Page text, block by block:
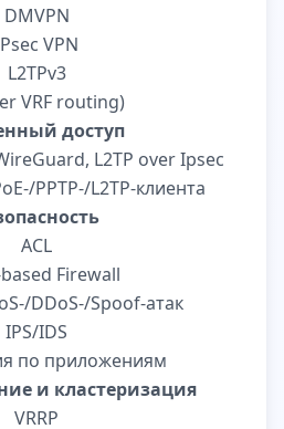
DMVPN
VPN
L2TPv3
VRF routing)
доступ
L2TP over Ipsec
PPTP-/L2TP-клиента
ACL
Firewall
DDoS-/Spoof-атак
IPS/IDS
по приложениям
и кластеризация
VRRP